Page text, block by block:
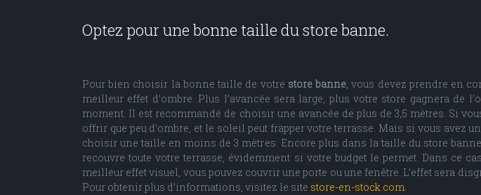
Optez pour une bonne taille du store banne.
Pour bien choisir la bonne taille de votre store banne, vous devez prendre en
meilleur effet d’ombre. Plus l’avancée sera large, plus votre store gagnera de
moment. Il est recommandé de choisir une avancée de plus de 3,5 mètres. Si
offrir que peu d’ombre, et le soleil peut frapper votre terrasse. Mais si vous
choisir une taille en moins de 3 mètres. Encore plus dans la taille du store
recouvre toute votre terrasse, évidemment si votre budget le permet. Dans ce
meilleur effet visuel, vous pouvez couvrir une porte ou une fenêtre. L’effet sera
Pour obtenir plus d’informations, visitez le site store-en-stock.com.